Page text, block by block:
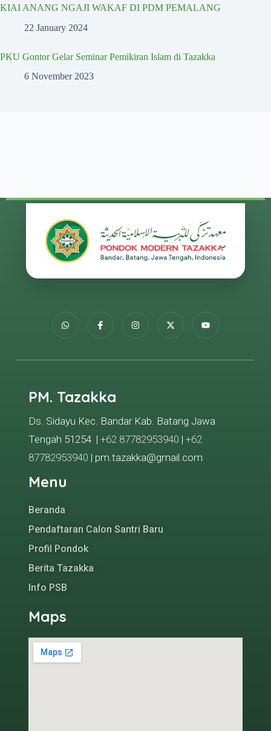
KIAI ANANG NGAJI WAKAF DI PDM PEMALANG
22 January 2024
PKU Gontor Gelar Seminar Pemikiran Islam di Tazakka
6 November 2023
PM. Tazakka
Ds. Sidayu Kec. Bandar Kab. Batang Jawa
Tengah 51254 | +62 87782953940 | +62
87782953940 | pm.tazakka@gmail.com
Menu
Beranda
Pendaftaran Calon Santri Baru
Profil Pondok
Berita Tazakka
Info PSB
Maps